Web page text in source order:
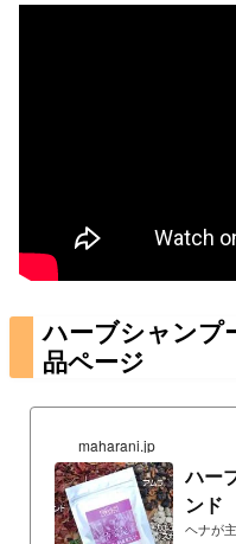
ハーブシャンプ
品ページ
maharani.jp
ハー
ンド
ヘナが